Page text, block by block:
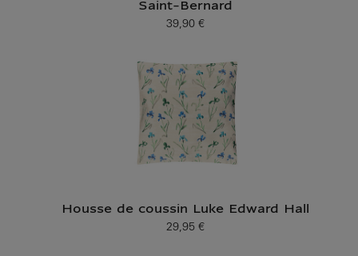
Saint-Bernard
Prix ​​actuel
39,90 €
Housse de coussin Luke Edward Hall
Prix ​​actuel
29,95 €